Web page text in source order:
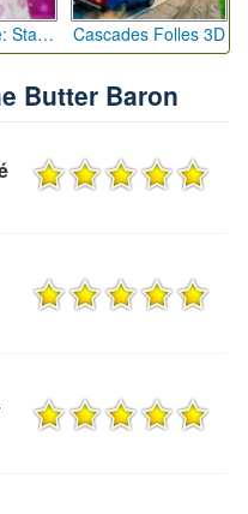
Défi de Mode: Star du Podium Cascades Folles 3D
Butter Baron